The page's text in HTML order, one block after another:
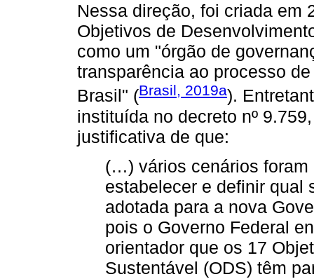
Nessa direção, foi criada em
Objetivos de
como um "órgão de
transparência ao processo
Brasil" (Brasil, 2019a).
instituída no decreto nº
justificativa de que:
(…) vários cenários foram
estabelecer e definir qual
adotada para a nova
pois o Governo Federal
orientador que os 17
Sustentável (ODS) têm